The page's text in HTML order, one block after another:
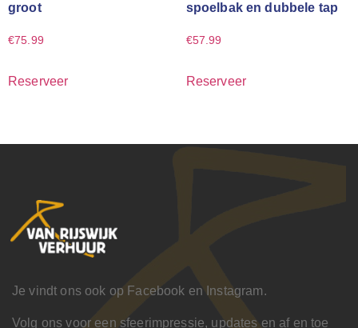
groot
€75.99
Reserveer
spoelbak en dubbele tap
€57.99
Reserveer
Je vindt ons ook op Facebook en Instagram.
Volg ons voor een sfeerimpressie, updates en af en toe